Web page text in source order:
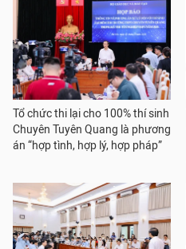
Tổ chức thi lại cho 100% thí sinh
Chuyên Tuyên Quang là phương
án “hợp tình, hợp lý, hợp pháp”